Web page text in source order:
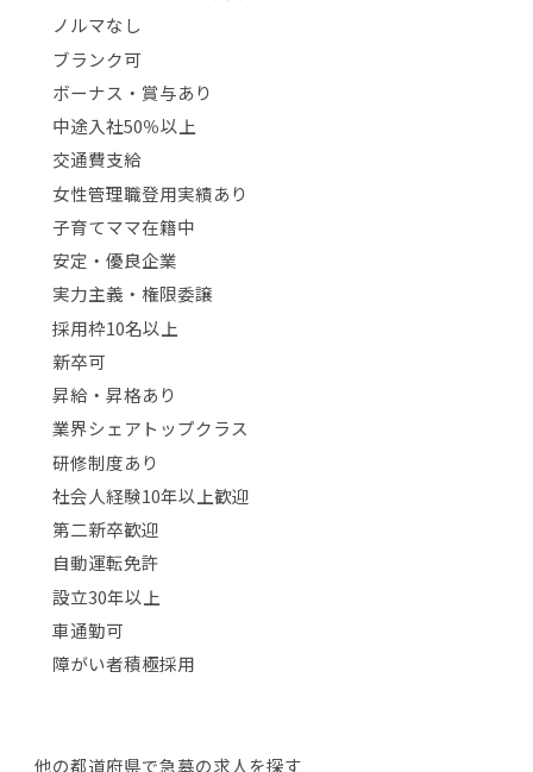
ノルマなし
ブランク可
ボーナス・賞与あり
中途入社50％以上
交通費支給
女性管理職登用実績あり
子育てママ在籍中
安定・優良企業
実力主義・権限委譲
採用枠10名以上
新卒可
昇給・昇格あり
業界シェアトップクラス
研修制度あり
社会人経験10年以上歓迎
第二新卒歓迎
自動運転免許
設立30年以上
車通勤可
障がい者積極採用
他の都道府県で急募の求人を探す